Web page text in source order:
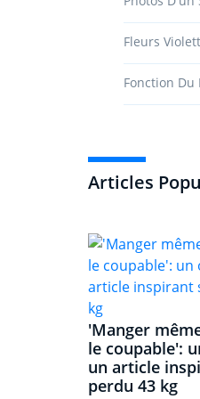
Fleurs
Fonction Du
Articles
'Manger
le coupable':
un article
perdu 43 kg